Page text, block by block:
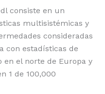
consiste en un
multisistémicas y
consideradas
con estadísticas de
en el norte de Europa y
1 de 100,000